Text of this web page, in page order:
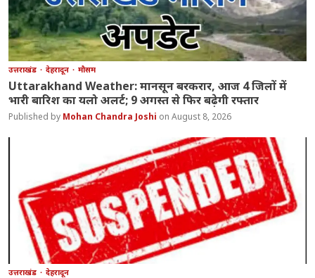
उत्तराखंड देहरादून मौसम
Uttarakhand Weather: मानसून बरकरार, आज 4 जिलों में
भारी बारिश का यलो अलर्ट; 9 अगस्त से फिर बढ़ेगी रफ्तार
Mohan Chandra Joshi August 8, 2026
उत्तराखंड देहरादून